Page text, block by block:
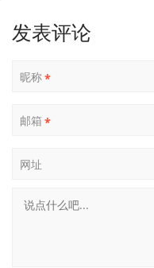
发表评论
昵称*
邮箱 *
网址